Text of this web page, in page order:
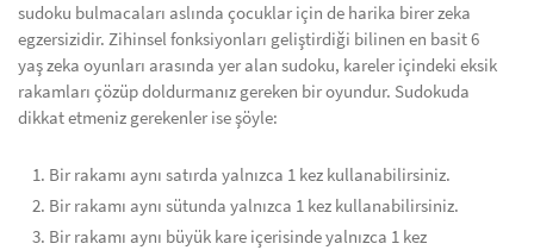
sudoku bulmacaları aslında çocuklar için de harika birer zeka
egzersizidir. Zihinsel fonksiyonları geliştirdiği bilinen en basit 6
yaş zeka oyunları arasında yer alan sudoku, kareler içindeki eksik
rakamları çözüp doldurmanız gereken bir oyundur. Sudokuda
dikkat etmeniz gerekenler ise şöyle:
Bir rakamı aynı satırda yalnızca 1 kez kullanabilirsiniz.
Bir rakamı aynı sütunda yalnızca 1 kez kullanabilirsiniz.
Bir rakamı aynı büyük kare içerisinde yalnızca 1 kez